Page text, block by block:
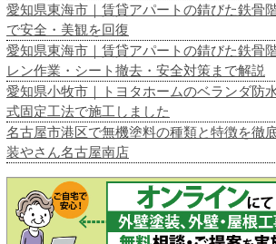
愛知県東海市｜賃貸アパートの錆びた鉄骨
で安全・美観を回復
愛知県東海市｜賃貸アパートの錆びた鉄骨
レン作業・シート撤去・安全対策まで解説
愛知県小牧市｜トヨタホームのベランダ防
式固定工法で施工しました
名古屋市港区で無機塗料の種類と特徴を徹
装やさん名古屋南店